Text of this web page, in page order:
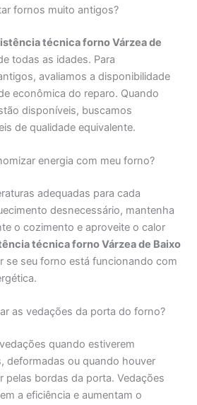
fornos muito antigos?
técnica forno Várzea de
todas as idades. Para
avaliamos a disponibilidade
econômica do reparo. Quando
disponíveis, buscamos
de qualidade equivalente.
energia com meu forno?
adequadas para cada
desnecessário, mantenha
o cozimento e aproveite o calor
técnica forno Várzea de Baixo
se seu forno está funcionando com
as vedações da porta do forno?
quando estiverem
deformadas ou quando houver
pelas bordas da porta. Vedações
a eficiência e aumentam o